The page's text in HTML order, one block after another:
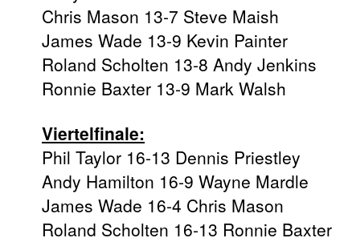
Chris Mason 13-7 Steve Maish
James Wade 13-9 Kevin Painter
Roland Scholten 13-8 Andy Jenkins
Ronnie Baxter 13-9 Mark Walsh
Viertelfinale:
Phil Taylor 16-13 Dennis Priestley
Andy Hamilton 16-9 Wayne Mardle
James Wade 16-4 Chris Mason
Roland Scholten 16-13 Ronnie Baxter